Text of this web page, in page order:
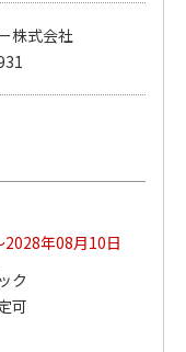
ラ
八角形ステンレスマ
株式会社
年08月10日
ク
可